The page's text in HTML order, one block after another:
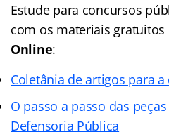
Estude para concursos
com os materiais gratuitos
Online:
Coletânia de artigos para
O passo a passo das
Defensoria Pública